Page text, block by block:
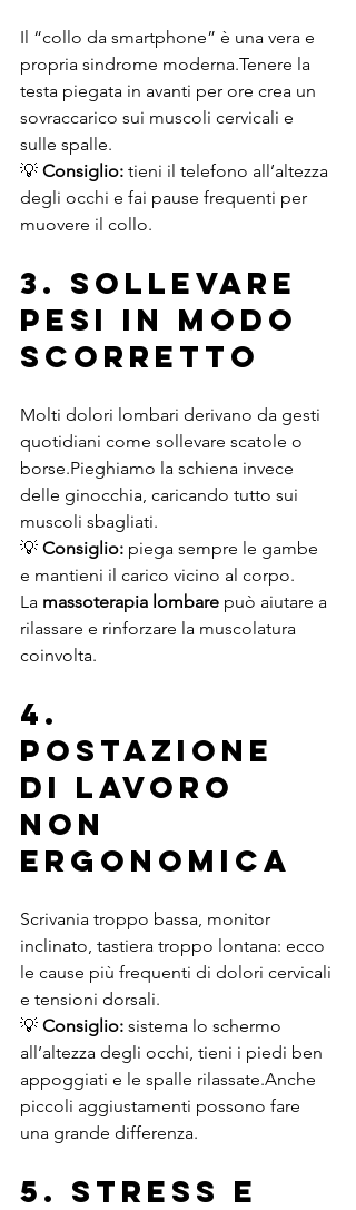
Il “collo da smartphone” è una vera e
propria sindrome moderna.Tenere la
testa piegata in avanti per ore crea un
sovraccarico sui muscoli cervicali e
sulle spalle.
💡 Consiglio: tieni il telefono all’altezza
degli occhi e fai pause frequenti per
muovere il collo.
3. Sollevare
pesi in modo
scorretto
Molti dolori lombari derivano da gesti
quotidiani come sollevare scatole o
borse.Pieghiamo la schiena invece
delle ginocchia, caricando tutto sui
muscoli sbagliati.
💡 Consiglio: piega sempre le gambe
e mantieni il carico vicino al corpo.
La massoterapia lombare può aiutare a
rilassare e rinforzare la muscolatura
coinvolta.
4.
Postazione
di lavoro
non
ergonomica
Scrivania troppo bassa, monitor
inclinato, tastiera troppo lontana: ecco
le cause più frequenti di dolori cervicali
e tensioni dorsali.
💡 Consiglio: sistema lo schermo
all’altezza degli occhi, tieni i piedi ben
appoggiati e le spalle rilassate.Anche
piccoli aggiustamenti possono fare
una grande differenza.
5. Stress e